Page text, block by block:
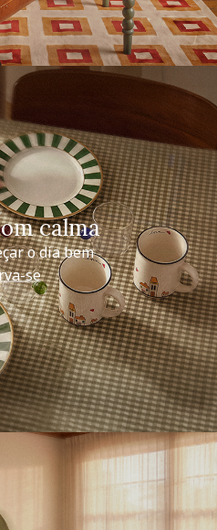
calma
o dia bem
se